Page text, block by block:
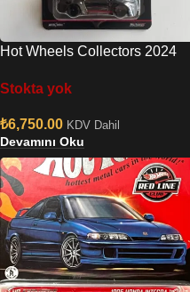
Hot Wheels Collectors 2024
Mustang Shelby GT500 Code
Stokta yok
₺6,750.00 KDV Dahil
Devamını Oku